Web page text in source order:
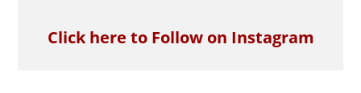
Click here to Follow on Instagram